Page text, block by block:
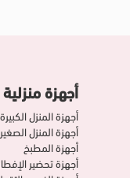
أجهزة منزلية
أجهزة المنزل الكبيرة
أجهزة المنزل
أجهزة المطبخ
أجهزة تحضير